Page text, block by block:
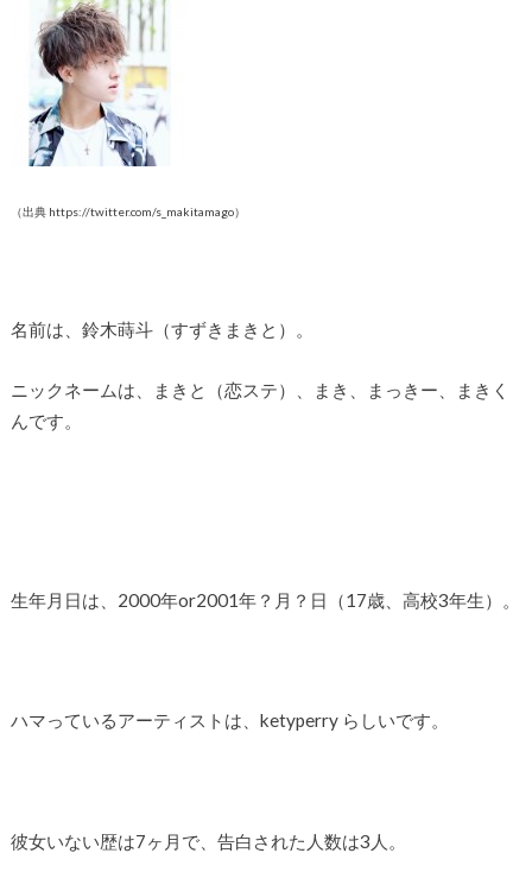
（出典 https://twitter.com/s_makitamago）
名前は、鈴木蒔斗（すずきまきと）。
ニックネームは、まきと（恋ステ）、まき、まっきー、まきく
んです。
生年月日は、2000年or2001年？月？日（17歳、高校3年生）。
ハマっているアーティストは、ketyperry らしいです。
彼女いない歴は7ヶ月で、告白された人数は3人。